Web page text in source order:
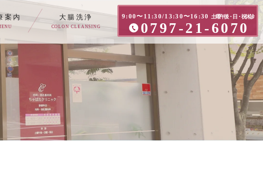
9:00〜11:30/13:30〜16:30 土曜午後・日・祝休診
0797-21-6070
案内
について
科
お悩みの方へ
大腸洗浄
COLON CLEANSING